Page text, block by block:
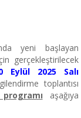
yeni başlayan
gerçekleştirilecek
Eylül 2025 Salı
toplantısı
aşağıya